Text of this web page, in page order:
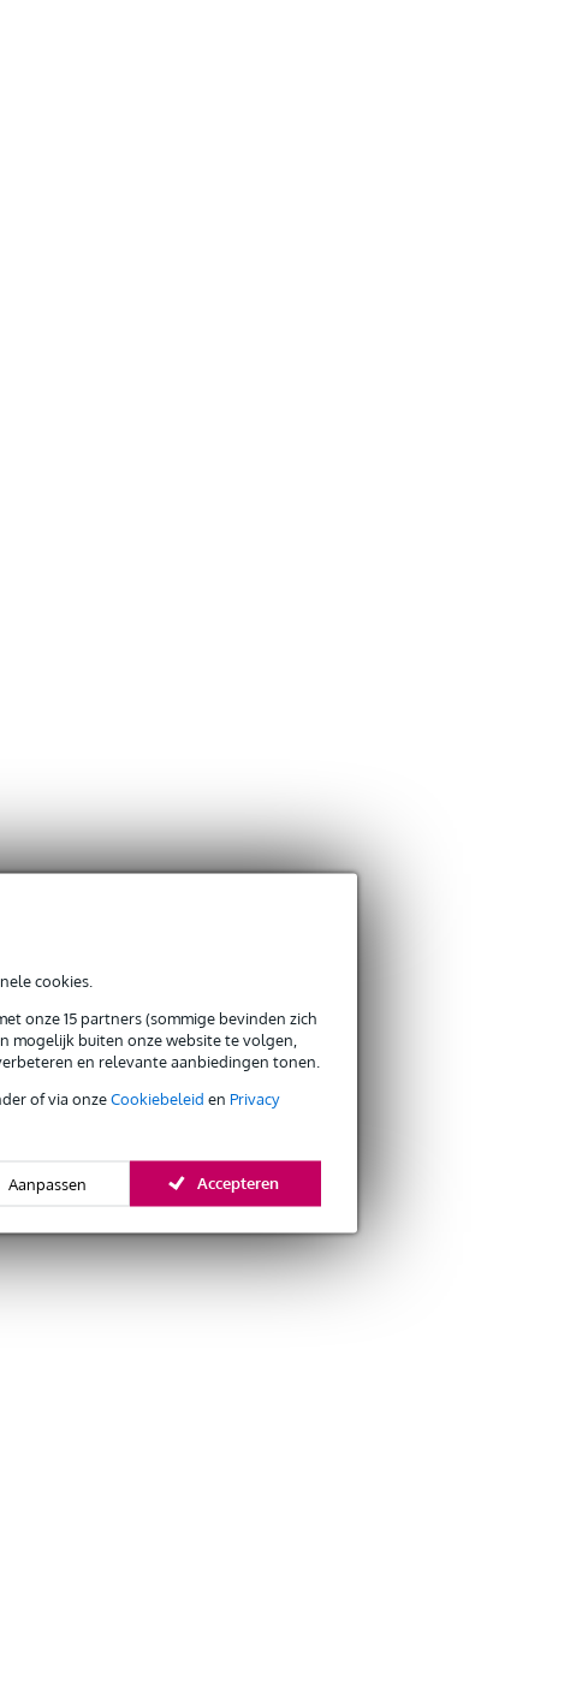
cookies.
onze 15 partners (sommige bevinden zich
mogelijk buiten onze website te volgen,
en relevante aanbiedingen tonen.
of via onzeCookiebeleid en Privacy
Aanpassen Accepteren